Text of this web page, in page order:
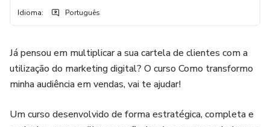
Idioma: Português
Já pensou em multiplicar a sua cartela de clientes com a
utilização do marketing digital? O curso Como transformo
minha audiência em vendas, vai te ajudar!
Um curso desenvolvido de forma estratégica, completa e